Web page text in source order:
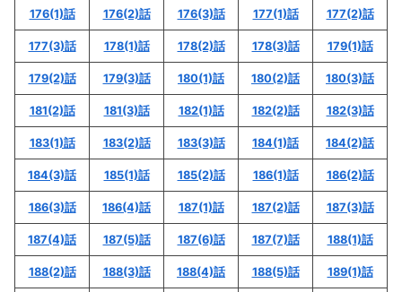
176(1)話 176(2)話 176(3)話 177(1)話 177(2)話
177(3)話 178(1)話 178(2)話 178(3)話 179(1)話
179(2)話 179(3)話 180(1)話 180(2)話 180(3)話
181(2)話 181(3)話 182(1)話 182(2)話 182(3)話
183(1)話 183(2)話 183(3)話 184(1)話 184(2)話
184(3)話 185(1)話 185(2)話 186(1)話 186(2)話
186(3)話 186(4)話 187(1)話 187(2)話 187(3)話
187(4)話 187(5)話 187(6)話 187(7)話 188(1)話
188(2)話 188(3)話 188(4)話 188(5)話 189(1)話